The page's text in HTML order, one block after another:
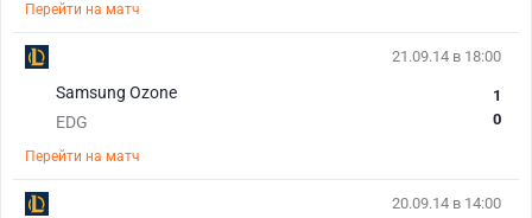
Перейти на матч
21.09.14 в 18:00
Samsung Ozone
EDG
1
0
Перейти на матч
20.09.14 в 14:00